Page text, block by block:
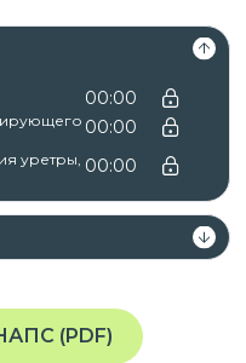
00:00
00:00
уретры, 00:00
(PDF)